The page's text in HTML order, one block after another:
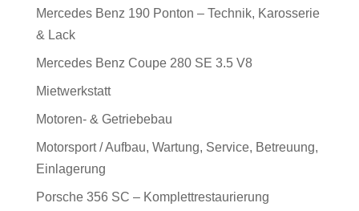
Mercedes Benz 190 Ponton – Technik, Karosserie
& Lack
Mercedes Benz Coupe 280 SE 3.5 V8
Mietwerkstatt
Motoren- & Getriebebau
Motorsport / Aufbau, Wartung, Service, Betreuung,
Einlagerung
Porsche 356 SC – Komplettrestaurierung